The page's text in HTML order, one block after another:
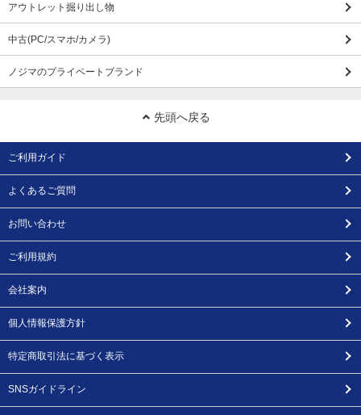
アウトレット掘り出し物
中古(PC/スマホ/カメラ)
ノジマのプライベートブランド
先頭へ戻る
ご利用ガイド
よくあるご質問
お問い合わせ
ご利用規約
会社案内
個人情報保護方針
特定商取引法に基づく表示
SNSガイドライン